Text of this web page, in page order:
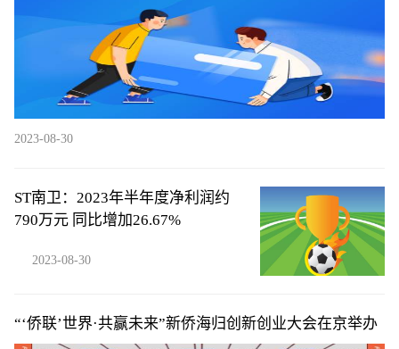
2023-08-30
ST南卫：2023年半年度净利润约
790万元 同比增加26.67%
2023-08-30
“‘侨联’世界·共赢未来”新侨海归创新创业大会在京举办